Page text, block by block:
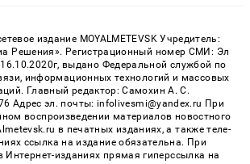
издание MOYALMETEVSK Учредитель:
Решения». Регистрационный номер СМИ: Эл
выдано Федеральной службой по
информационных технологий и массовых
Главный редактор: Самохин А. С.
Адрес эл. почты: infolivesmi@yandex.ru При
воспроизведении материалов новостного
в печатных изданиях, а также теле-
ссылка на издание обязательна. При
Интернет-изданиях прямая гиперссылка на